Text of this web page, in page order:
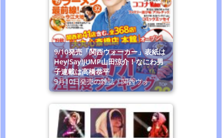
9/10発売「関西ウォーカー」表紙は
Hey!Say!JUMP山田涼介！なにわ男
子連載は高橋恭平
9月10日発売の雑誌「関西ウォ